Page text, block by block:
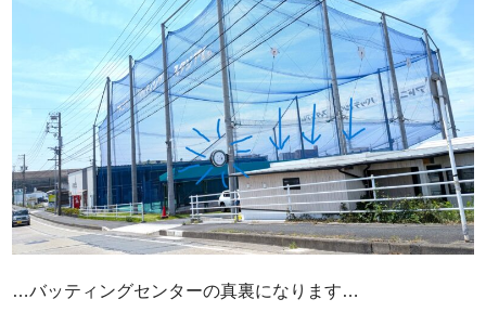
…バッティングセンターの真裏になります…